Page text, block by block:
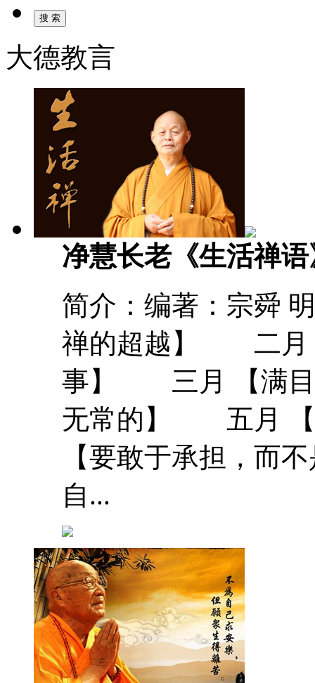
大德教言
净慧长老《生活禅语
简介：编著：宗舜
禅的超越】 二月
事】 三月 【满
无常的】 五月
【要敢于承担，
自...